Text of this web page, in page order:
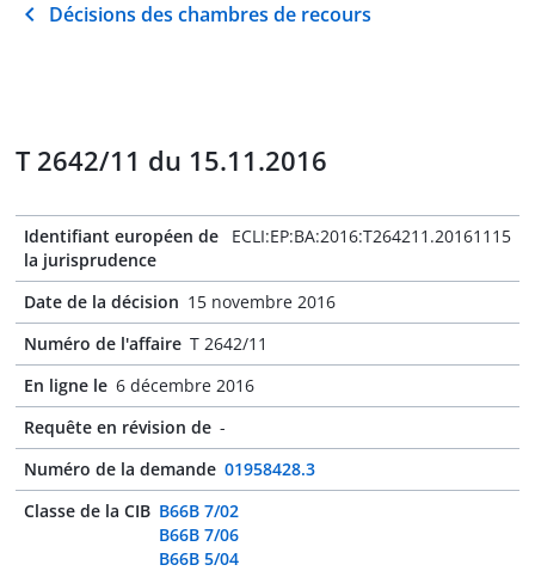
Décisions des chambres de recours
T 2642/11 du 15.11.2016
Identifiant européen de
la jurisprudence
ECLI:EP:BA:2016:T264211.20161115
Date de la décision 15 novembre 2016
Numéro de l'affaire T 2642/11
En ligne le 6 décembre 2016
Requête en révision de -
Numéro de la demande 01958428.3
Classe de la CIB B66B 7/02
B66B 7/06
B66B 5/04